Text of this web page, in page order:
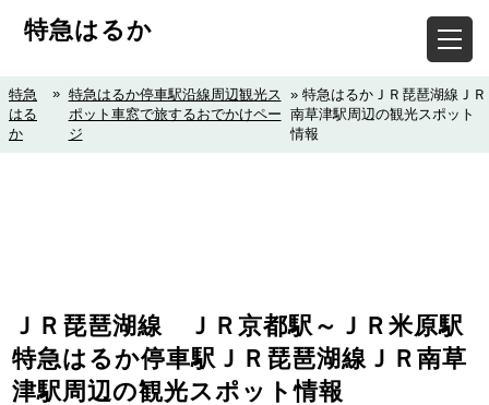
特急はるか
特急
はる
か
» 特急はるか停車駅沿線周辺観光ス
ポット車窓で旅するおでかけペー
ジ
» 特急はるかＪＲ琵琶湖線ＪＲ
南草津駅周辺の観光スポット
情報
ＪＲ琵琶湖線 ＪＲ京都駅～ＪＲ米原駅
特急はるか停車駅ＪＲ琵琶湖線ＪＲ南草
津駅周辺の観光スポット情報